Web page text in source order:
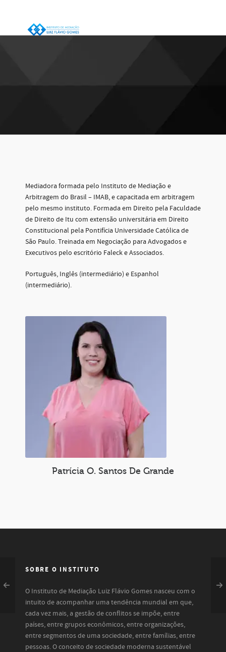
Mediadora formada pelo Instituto de Mediação e
Arbitragem do Brasil – IMAB, e capacitada em arbitragem
pelo mesmo instituto. Formada em Direito pela Faculdade
de Direito de Itu com extensão universitária em Direito
Constitucional pela Pontifícia Universidade Católica de
São Paulo. Treinada em Negociação para Advogados e
Executivos pelo escritório Faleck e Associados.
Português, Inglês (intermediário) e Espanhol
(intermediário).
Patrícia O. Santos De Grande
SOBRE O INSTITUTO
O Instituto de Mediação Luiz Flávio Gomes nasceu com o
intuito de acompanhar uma tendência mundial em que,
cada vez mais, a gestão de conflitos se impõe, entre
países, entre grupos econômicos, entre organizações,
entre segmentos de uma sociedade, entre famílias, entre
pessoas. O conceito de sociedade moderna sustentável